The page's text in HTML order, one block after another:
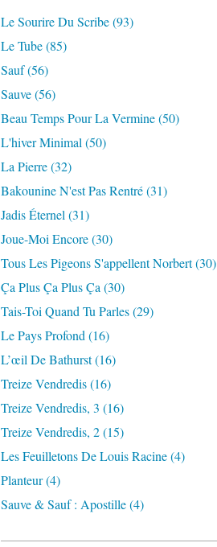
Le Sourire Du Scribe(93)
Le Tube(85)
Sauf(56)
Sauve(56)
Beau Temps Pour La Vermine(50)
L'hiver Minimal (50)
La Pierre(32)
Bakounine N'est Pas Rentré(31)
Jadis Éternel (31)
Joue-Moi Encore(30)
Tous Les Pigeons S'appellent Norbert(30)
Ça Plus Ça Plus Ça (30)
Tais-Toi Quand Tu Parles(29)
Le Pays Profond (16)
L’œil De Bathurst(16)
Treize Vendredis(16)
Treize Vendredis, 3 (16)
Treize Vendredis, 2(15)
Les Feuilletons De Louis Racine(4)
Planteur(4)
Sauve & Sauf : Apostille(4)